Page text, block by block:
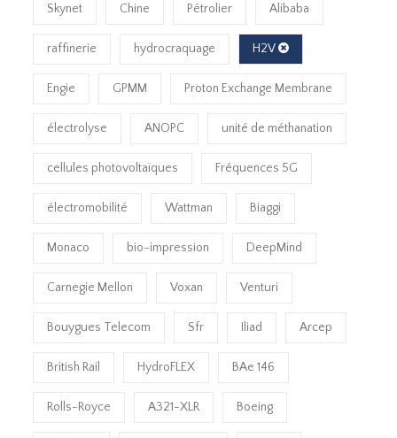
Skynet Chine Pétrolier Alibaba
raffinerie hydrocraquage H2V
Engie GPMM Proton Exchange Membrane
électrolyse ANOPC unité de méthanation
cellules photovoltaïques Fréquences 5G
électromobilité Wattman Biaggi
Monaco bio-impression DeepMind
Carnegie Mellon Voxan Venturi
Bouygues Telecom Sfr Iliad Arcep
British Rail HydroFLEX BAe 146
Rolls-Royce A321-XLR Boeing